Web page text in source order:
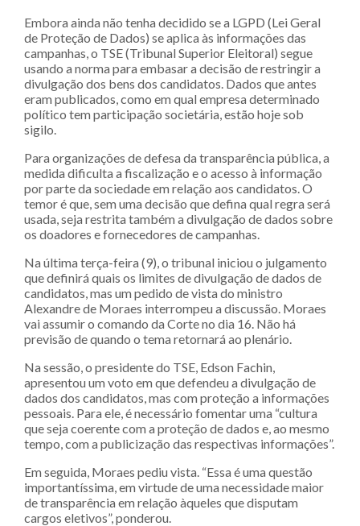
Embora ainda não tenha decidido se a LGPD (Lei Geral
de Proteção de Dados) se aplica às informações das
campanhas, o TSE (Tribunal Superior Eleitoral) segue
usando a norma para embasar a decisão de restringir a
divulgação dos bens dos candidatos. Dados que antes
eram publicados, como em qual empresa determinado
político tem participação societária, estão hoje sob
sigilo.
Para organizações de defesa da transparência pública, a
medida dificulta a fiscalização e o acesso à informação
por parte da sociedade em relação aos candidatos. O
temor é que, sem uma decisão que defina qual regra será
usada, seja restrita também a divulgação de dados sobre
os doadores e fornecedores de campanhas.
Na última terça-feira (9), o tribunal iniciou o julgamento
que definirá quais os limites de divulgação de dados de
candidatos, mas um pedido de vista do ministro
Alexandre de Moraes interrompeu a discussão. Moraes
vai assumir o comando da Corte no dia 16. Não há
previsão de quando o tema retornará ao plenário.
Na sessão, o presidente do TSE, Edson Fachin,
apresentou um voto em que defendeu a divulgação de
dados dos candidatos, mas com proteção a informações
pessoais. Para ele, é necessário fomentar uma “cultura
que seja coerente com a proteção de dados e, ao mesmo
tempo, com a publicização das respectivas informações”.
Em seguida, Moraes pediu vista. “Essa é uma questão
importantíssima, em virtude de uma necessidade maior
de transparência em relação àqueles que disputam
cargos eletivos”, ponderou.